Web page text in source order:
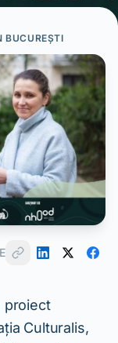
BUCUREȘTI
proiect
Culturalis,